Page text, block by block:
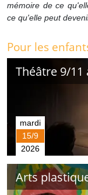
mémoire de ce
ce qu'elle peut
Pour les
Théâtre 9/11
mardi
15/9
2026
Arts